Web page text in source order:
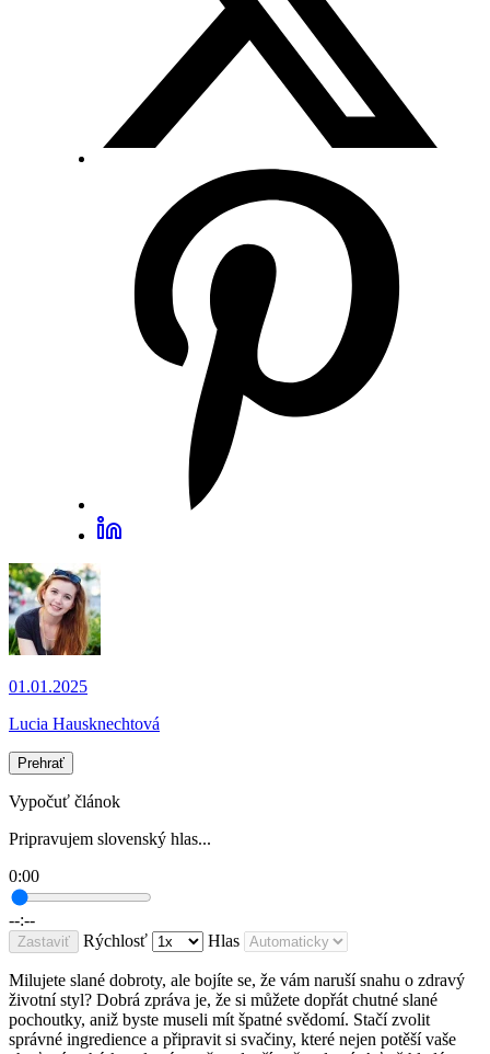
01.01.2025
Lucia Hausknechtová
Prehrať
Vypočuť článok
Pripravujem slovenský hlas...
0:00
--:--
Zastaviť Rýchlosť Hlas
Milujete slané dobroty, ale bojíte se, že vám naruší snahu o zdravý
životní styl? Dobrá zpráva je, že si můžete dopřát chutné slané
pochoutky, aniž byste museli mít špatné svědomí. Stačí zvolit
správné ingredience a připravit si svačiny, které nejen potěší vaše